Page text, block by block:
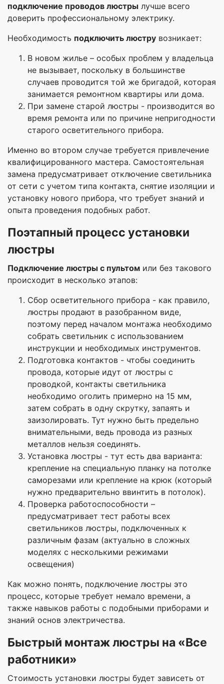
подключение проводов люстры лучше всего
доверить профессиональному электрику.
Необходимость подключить люстру возникает:
В новом жилье – особых проблем у владельца
не вызывает, поскольку в большинстве
случаев проводится той же бригадой, которая
занимается ремонтном квартиры или дома.
При замене старой люстры - производится во
время ремонта или по причине непригодности
старого осветительного прибора.
Именно во втором случае требуется привлечение
квалифицированного мастера. Самостоятельная
замена предусматривает отключение светильника
от сети с учетом типа контакта, снятие изоляции и
установку нового прибора, что требует знаний и
опыта проведения подобных работ.
Поэтапный процесс установки
люстры
Подключение люстры с пультом или без такового
происходит в несколько этапов:
Сбор осветительного прибора - как правило,
люстры продают в разобранном виде,
поэтому перед началом монтажа необходимо
собрать светильник с использованием
инструкции и необходимых инструментов.
Подготовка контактов - чтобы соединить
провода, которые идут от люстры с
проводкой, контакты светильника
необходимо оголить примерно на 15 мм,
затем собрать в одну скрутку, запаять и
заизолировать. Тут нужно быть предельно
внимательными, ведь провода из разных
металлов нельзя соединять.
Установка люстры - тут есть два варианта:
крепление на специальную планку на потолке
саморезами или крепление на крюк (который
нужно предварительно ввинтить в потолок).
Проверка работоспособности –
предусматривает тест работы всех
светильников люстры, подключенных к
различным фазам (актуально в сложных
моделях с несколькими режимами
освещения)
Как можно понять, подключение люстры это
процесс, которые требует немало времени, а
также навыков работы с подобными приборами и
знаний основ электричества.
Быстрый монтаж люстры на «Все
работники»
Стоимость установки люстры будет зависеть от